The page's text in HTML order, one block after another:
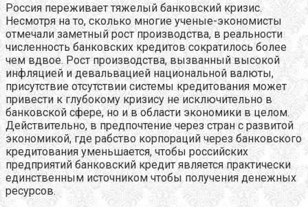
Россия переживает тяжелый банковский кризис.
Несмотря на то, сколько многие ученые-экономисты
отмечали заметный рост производства, в реальности
численность банковских кредитов сократилось более
чем вдвое. Рост производства, вызванный высокой
инфляцией и девальвацией национальной валюты,
присутствие отсутствии системы кредитования может
привести к глубокому кризису не исключительно в
банковской сфере, но и в области экономики в целом.
Действительно, в предпочтение через стран с развитой
экономикой, где рабство корпораций через банковского
кредитования уменьшается, чтобы российских
предприятий банковский кредит является практически
единственным источником чтобы получения денежных
ресурсов.